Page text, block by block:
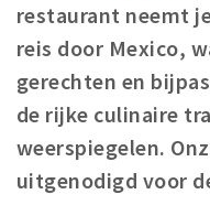
Bezienswaardigheden
Musea, theaters &
Uitjes & activiteiten
Toeristische routes
Natuurgebieden
Baroniepoorten
restaurant neemt
reis door Mexico,
gerechten en
de rijke culinaire
weerspiegelen.
uitgenodigd voor